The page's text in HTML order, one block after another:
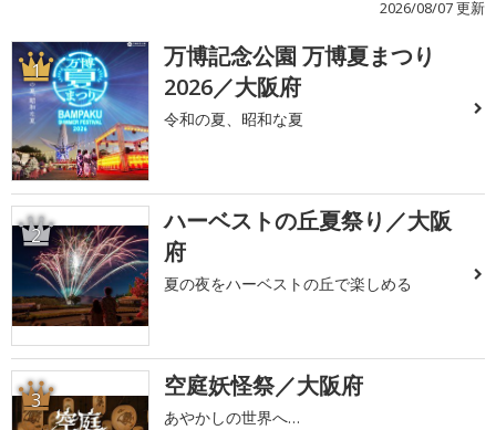
2026/08/07 更新
1
万博記念公園 万博夏まつり
2026／大阪府
令和の夏、昭和な夏
2
ハーベストの丘夏祭り／大阪
府
夏の夜をハーベストの丘で楽しめる
3 空庭妖怪祭／大阪府
あやかしの世界へ…